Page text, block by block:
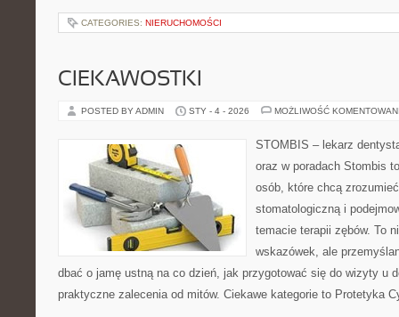
CATEGORIES: NIERUCHOMOŚCI
CIEKAWOSTKI
POSTED BY ADMIN STY - 4 - 2026 MOŻLIWOŚĆ
STOMBIS – lekarz
oraz w poradach Stombis
osób, które chcą
stomatologiczną i
temacie terapii zębów. To
wskazówek, ale
dbać o jamę ustną na co dzień, jak przygotować się do wizyty u
praktyczne zalecenia od mitów. Ciekawe kategorie to Protetyka